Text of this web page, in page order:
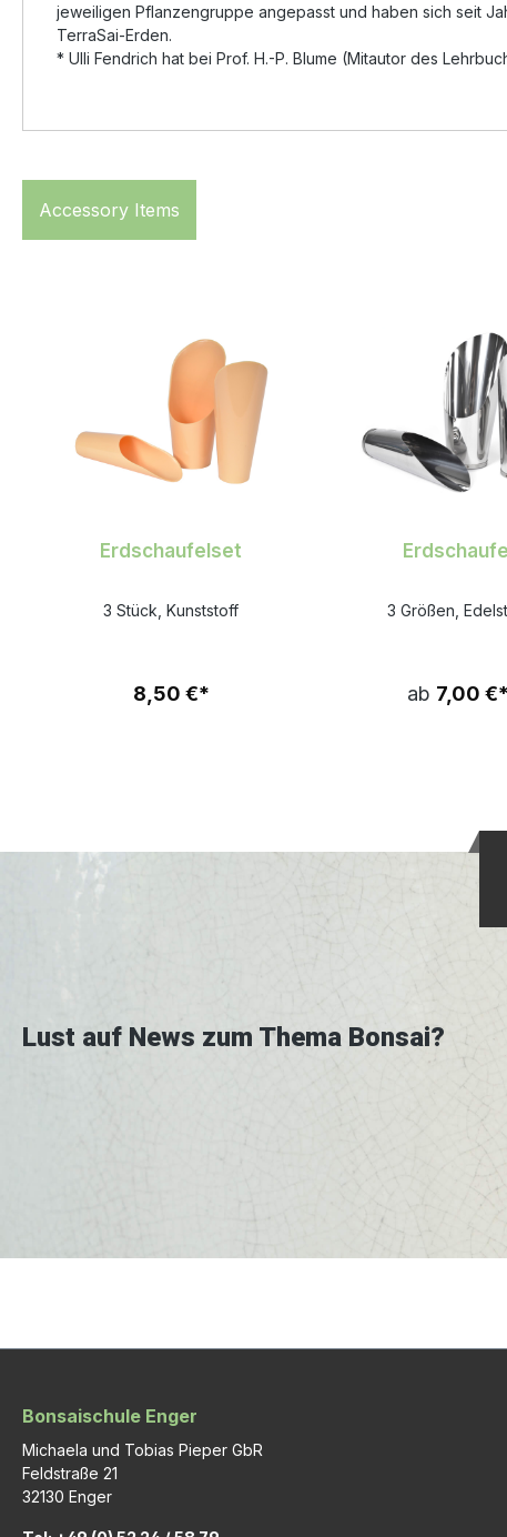
jeweiligen Pflanzengruppe angepasst und haben sich seit
TerraSai-Erden.
* Ulli Fendrich hat bei Prof. H.-P. Blume (Mitautor des
Accessory Items
Erdschaufelset
3 Stück, Kunststoff
8,50 €*
3 Größen,
ab 7,00 €*
Lust auf News zum Thema Bonsai?
Bonsaischule Enger
Michaela und Tobias Pieper GbR
Feldstraße 21
32130 Enger